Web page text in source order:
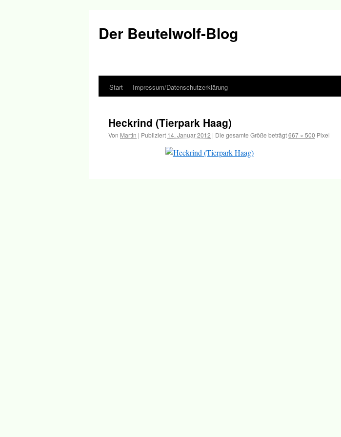
Der Beutelwolf-Blog
Springe
Inhalt
Start Impressum/Datenschutzerklärung
Heckrind (Tierpark Haag)
Von Martin | Publiziert 14. Januar 2012 | Die gesamte Größe beträgt667 × 500 Pixel